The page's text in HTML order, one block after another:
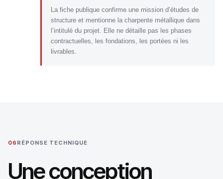
La fiche publique confirme une mission d’études de
structure et mentionne la charpente métallique dans
l’intitulé du projet. Elle ne détaille pas les phases
contractuelles, les fondations, les portées ni les
livrables.
06 RÉPONSE TECHNIQUE
Une conception